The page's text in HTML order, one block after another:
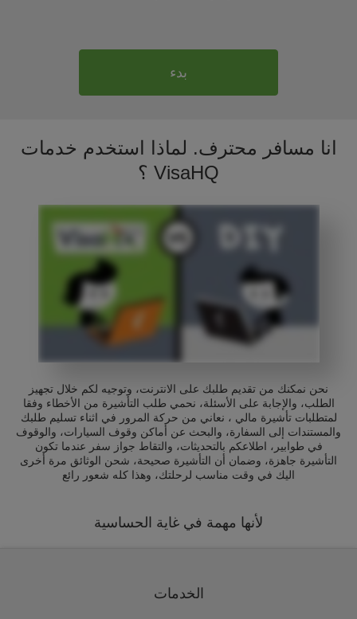
بدء
انا مسافر محترف. لماذا استخدم خدمات
VisaHQ ؟
نحن نمكنك من تقديم طلبك على الانترنت، وتوجيه لكم خلال تجهيز
الطلب، والإجابة على الأسئلة، نحمي طلب التأشيرة من الأخطاء وفقا
لمتطلبات تأشيرة مالي ، نعاني من حركة المرور في اثناء تسليم طلبك
والمستندات إلى السفارة، والبحث عن أماكن وقوف السيارات، والوقوف
في طوابير، اطلاعكم بالتحديثات، والتقاط جواز سفر عندما تكون
التأشيرة جاهزة، وضمان أن التأشيرة صحيحة، شحن الوثائق مرة أخرى
اليك في وقت مناسب لرحلتك، وهذا كله شعور رائع
لأنها مهمة في غاية الحساسية
الخدمات